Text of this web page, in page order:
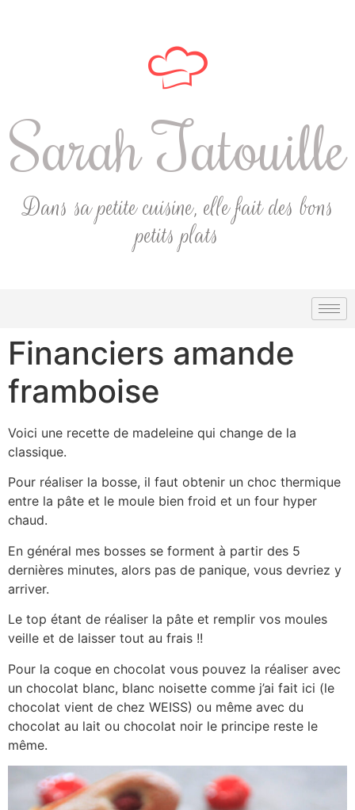
Sarah Tatouille
Dans sa petite cuisine, elle fait des bons
petits plats
Financiers amande
framboise
Voici une recette de madeleine qui change de la
classique.
Pour réaliser la bosse, il faut obtenir un choc thermique
entre la pâte et le moule bien froid et un four hyper
chaud.
En général mes bosses se forment à partir des 5
dernières minutes, alors pas de panique, vous devriez y
arriver.
Le top étant de réaliser la pâte et remplir vos moules
veille et de laisser tout au frais !!
Pour la coque en chocolat vous pouvez la réaliser avec
un chocolat blanc, blanc noisette comme j’ai fait ici (le
chocolat vient de chez WEISS) ou même avec du
chocolat au lait ou chocolat noir le principe reste le
même.